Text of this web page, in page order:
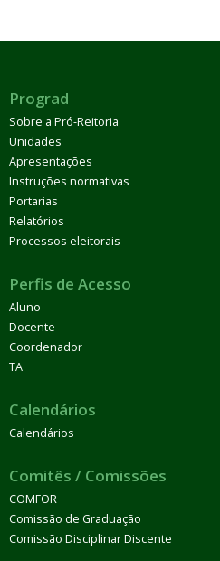
Prograd
Sobre a Pró-Reitoria
Unidades
Apresentações
Instruções normativas
Portarias
Relatórios
Processos eleitorais
Perfis de Acesso
Aluno
Docente
Coordenador
TA
Calendários
Calendários
Comitês / Comissões
COMFOR
Comissão de Graduação
Comissão Disciplinar Discente